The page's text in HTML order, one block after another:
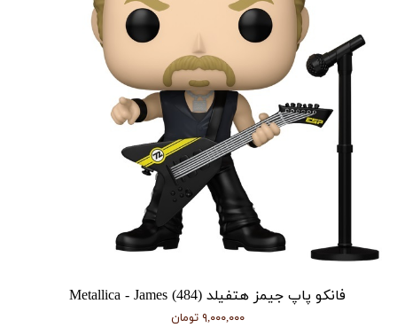
فانکو پاپ جیمز هتفیلد Metallica - James (484)
۹,۰۰۰,۰۰۰ تومان